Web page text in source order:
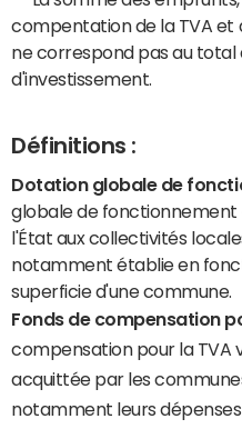
compentation de la TVA et
ne correspond pas au total
d'investissement.
Définitions :
Dotation globale de
globale de fonctionnement
l'État aux collectivités
notamment établie en
superficie d'une commune.
Fonds de compensation
compensation pour la TVA
acquittée par les
notamment leurs